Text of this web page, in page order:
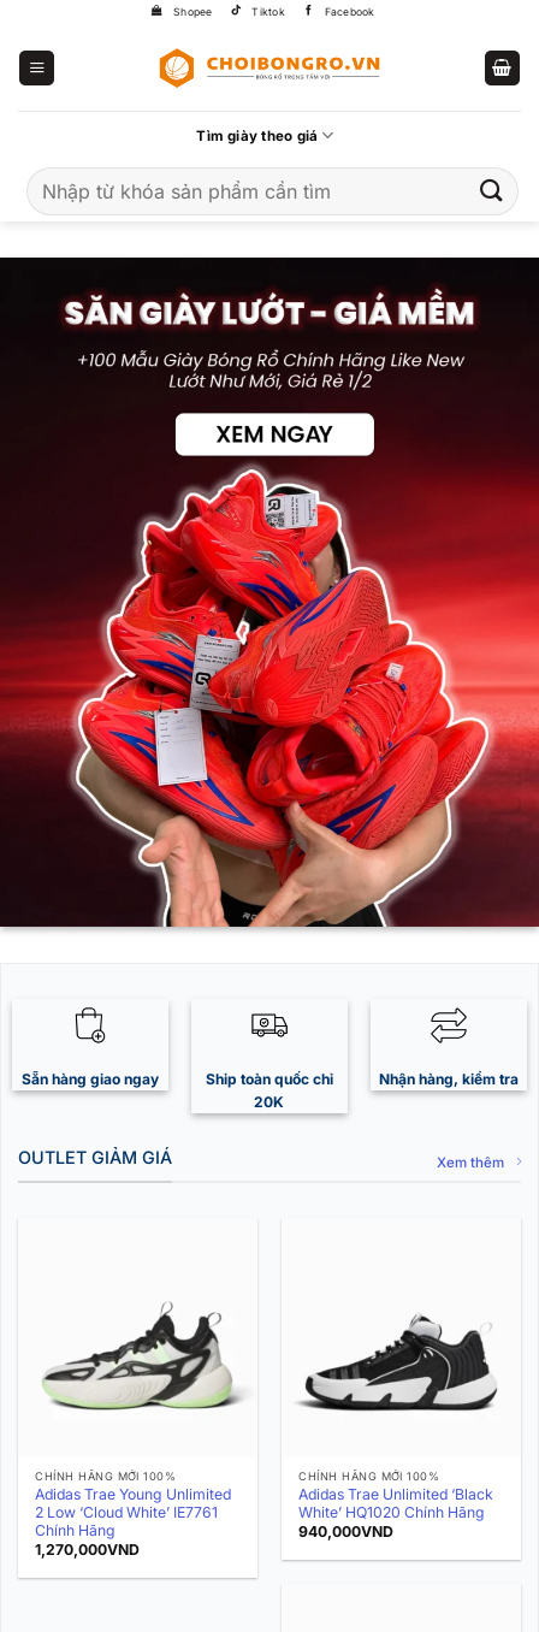
Shopee Tiktok Facebook
Tìm giày theo giá
kiếm:
Sẵn hàng giao ngay
Ship toàn quốc chỉ
20K
Nhận hàng, kiểm tra
OUTLET GIẢM GIÁ Xem thêm
CHÍNH HÃNG MỚI 100%
Adidas Trae Young Unlimited
2 Low ‘Cloud White’ IE7761
Chính Hãng
1,270,000VND
CHÍNH HÃNG MỚI 100%
Adidas Trae Unlimited ‘Black
White’ HQ1020 Chính Hãng
940,000VND